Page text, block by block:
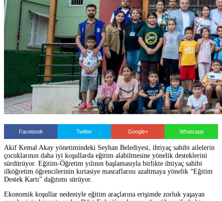
Facebook Twitter Google+ Whatsapp
Akif Kemal Akay yönetimindeki Seyhan Belediyesi, ihtiyaç sahibi ailelerin
çocuklarının daha iyi koşullarda eğitim alabilmesine yönelik desteklerini
sürdürüyor. Eğitim-Öğretim yılının başlamasıyla birlikte ihtiyaç sahibi
ilköğretim öğrencilerinin kırtasiye masraflarını azaltmaya yönelik “Eğitim
Destek Kartı” dağıtımı sürüyor.
Ekonomik koşullar nedeniyle eğitim araçlarına erişimde zorluk yaşayan